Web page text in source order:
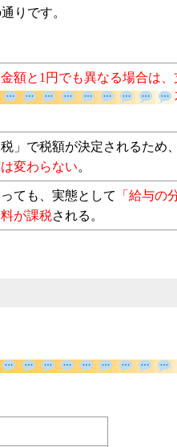
額と1円でも異なる場合は
」で税額が決定されるため、
変わらない
ても、実態として